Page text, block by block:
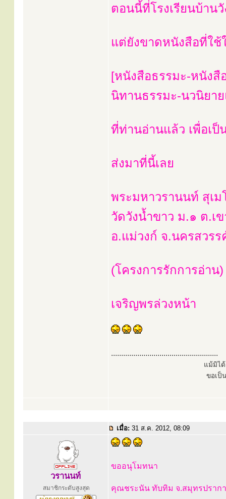
ตอนนี้ที่โรงเรียนบ้าน
แต่ยังขาดหนังสือที่ใช้
[หนังสือธรรมะ-หนังสื
นิทานธรรมะ-นวนิยา
ที่ท่านอ่านแล้ว เพื่อเ
ส่งมาที่นี้เลย
พระมหาวรานนท์ สุเม
วัดวังน้ำขาว ม.๑ ต.เ
อ.แม่วงก์ จ.นครสวร
(โครงการรักการอ่าน)
เจริญพรล่วงหน้า
.....................................................
แม้มิได้
ขอเป็
เมื่อ: 31 ส.ค. 2012, 08:09
วรานนท์
สมาชิกระดับสูงสุด
ขออนุโมทนา
คุณชระนัน ทับทิม จ.สมุทรปราก